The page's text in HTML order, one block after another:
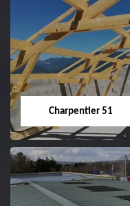
Entreprise de
couverture 51
Charpentier 51